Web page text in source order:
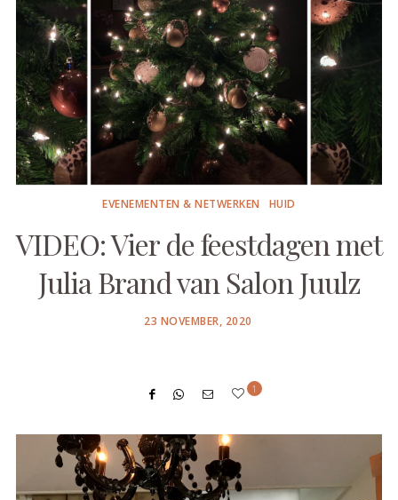
EVENEMENTEN & NETWERKEN HUID
VIDEO: Vier de feestdagen met
Julia Brand van Salon Juulz
POSTED
23 NOVEMBER, 2020
1